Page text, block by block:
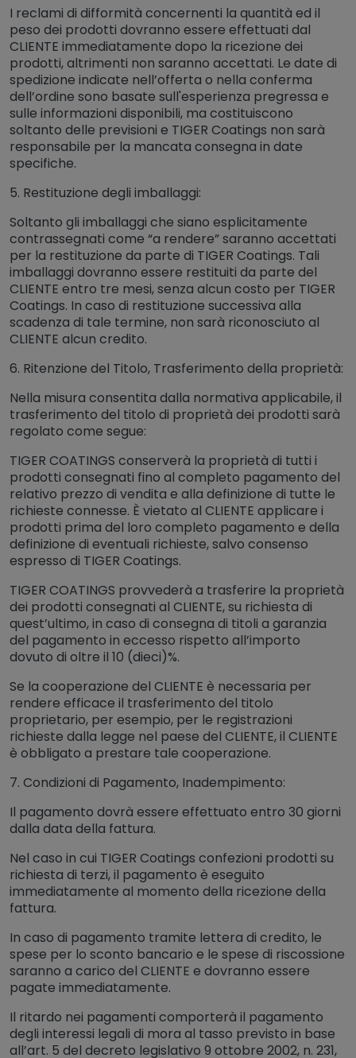
I reclami di difformità concernenti la quantità ed il
peso dei prodotti dovranno essere effettuati dal
CLIENTE immediatamente dopo la ricezione dei
prodotti, altrimenti non saranno accettati. Le date di
spedizione indicate nell’offerta o nella conferma
dell’ordine sono basate sull'esperienza pregressa e
sulle informazioni disponibili, ma costituiscono
soltanto delle previsioni e TIGER Coatings non sarà
responsabile per la mancata consegna in date
specifiche.
5. Restituzione degli imballaggi:
Soltanto gli imballaggi che siano esplicitamente
contrassegnati come “a rendere” saranno accettati
per la restituzione da parte di TIGER Coatings. Tali
imballaggi dovranno essere restituiti da parte del
CLIENTE entro tre mesi, senza alcun costo per TIGER
Coatings. In caso di restituzione successiva alla
scadenza di tale termine, non sarà riconosciuto al
CLIENTE alcun credito.
6. Ritenzione del Titolo, Trasferimento della proprietà:
Nella misura consentita dalla normativa applicabile, il
trasferimento del titolo di proprietà dei prodotti sarà
regolato come segue:
TIGER COATINGS conserverà la proprietà di tutti i
prodotti consegnati fino al completo pagamento del
relativo prezzo di vendita e alla definizione di tutte le
richieste connesse. È vietato al CLIENTE applicare i
prodotti prima del loro completo pagamento e della
definizione di eventuali richieste, salvo consenso
espresso di TIGER Coatings.
TIGER COATINGS provvederà a trasferire la proprietà
dei prodotti consegnati al CLIENTE, su richiesta di
quest’ultimo, in caso di consegna di titoli a garanzia
del pagamento in eccesso rispetto all’importo
dovuto di oltre il 10 (dieci)%.
Se la cooperazione del CLIENTE è necessaria per
rendere efficace il trasferimento del titolo
proprietario, per esempio, per le registrazioni
richieste dalla legge nel paese del CLIENTE, il CLIENTE
è obbligato a prestare tale cooperazione.
7. Condizioni di Pagamento, Inadempimento:
Il pagamento dovrà essere effettuato entro 30 giorni
dalla data della fattura.
Nel caso in cui TIGER Coatings confezioni prodotti su
richiesta di terzi, il pagamento è eseguito
immediatamente al momento della ricezione della
fattura.
In caso di pagamento tramite lettera di credito, le
spese per lo sconto bancario e le spese di riscossione
saranno a carico del CLIENTE e dovranno essere
pagate immediatamente.
Il ritardo nei pagamenti comporterà il pagamento
degli interessi legali di mora al tasso previsto in base
all’art. 5 del decreto legislativo 9 ottobre 2002, n. 231,